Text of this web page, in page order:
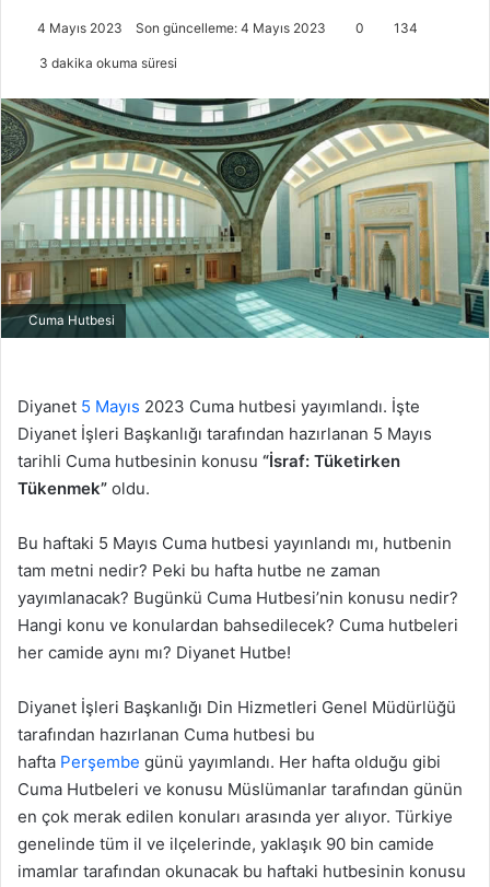
4 Mayıs 2023 Son güncelleme: 4 Mayıs 2023 0 134
3 dakika okuma süresi
Cuma Hutbesi
Diyanet 5 Mayıs 2023 Cuma hutbesi yayımlandı. İşte
Diyanet İşleri Başkanlığı tarafından hazırlanan 5 Mayıs
tarihli Cuma hutbesinin konusu “İsraf: Tüketirken
Tükenmek” oldu.
Bu haftaki 5 Mayıs Cuma hutbesi yayınlandı mı, hutbenin
tam metni nedir? Peki bu hafta hutbe ne zaman
yayımlanacak? Bugünkü Cuma Hutbesi’nin konusu nedir?
Hangi konu ve konulardan bahsedilecek? Cuma hutbeleri
her camide aynı mı? Diyanet Hutbe!
Diyanet İşleri Başkanlığı Din Hizmetleri Genel Müdürlüğü
tarafından hazırlanan Cuma hutbesi bu
hafta Perşembe günü yayımlandı. Her hafta olduğu gibi
Cuma Hutbeleri ve konusu Müslümanlar tarafından günün
en çok merak edilen konuları arasında yer alıyor. Türkiye
genelinde tüm il ve ilçelerinde, yaklaşık 90 bin camide
imamlar tarafından okunacak bu haftaki hutbesinin konusu